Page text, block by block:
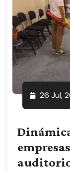
26 Jul,